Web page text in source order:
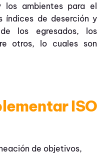
los ambientes para el
índices de deserción y
los egresados, los
otros, lo cuales son
ISO
de objetivos,